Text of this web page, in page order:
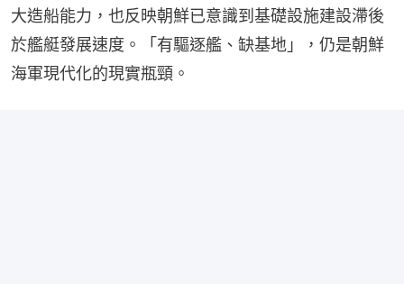
大造船能力，也反映朝鮮已意識到基礎設施建設滯後
於艦艇發展速度。「有驅逐艦、缺基地」，仍是朝鮮
海軍現代化的現實瓶頸。